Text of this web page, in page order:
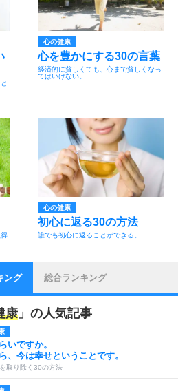
心の健康
心を豊かにする30の言葉
経済的に貧しくても、心まで貧しくなっ
てはいけない。
心の健康
初心に返る30の方法
誰でも初心に返ることができる。
ング 総合ランキング
康」の人気記事
いですか。
、今は幸せということです。
取り除く30の方法